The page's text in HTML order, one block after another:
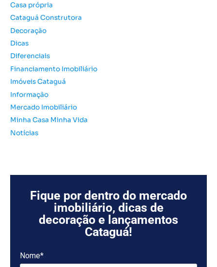
a
r
p
o
r
Casa própria
Cataguá Construtora
Decoração
Dicas
Diferenciais
Financiamento Imobiliário
Imóveis Cataguá
Informação
Mercado Imobiliário
Minha Casa Minha Vida
Notícias
Fique por dentro do mercado
imobiliário, dicas de
decoração e lançamentos
Cataguá!
Nome*